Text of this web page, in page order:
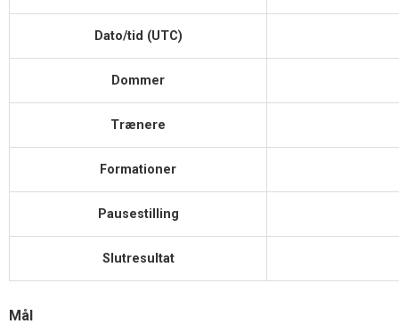
Dato/tid (UTC)
Dommer
Trænere
Formationer
Pausestilling
Slutresultat
Mål